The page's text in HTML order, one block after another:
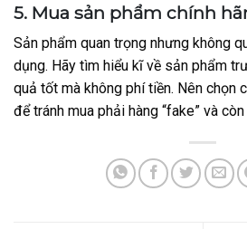
5. Mua sản phẩm chính
Sản phẩm quan trọng nhưng không
dụng. Hãy tìm hiểu kĩ về sản phẩm
quả tốt mà không phí tiền. Nên chọn
để tránh mua phải hàng “fake” và